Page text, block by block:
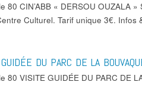
80 CIN’ABB « DERSOU OUZALA
Culturel. Tarif unique 3€. Infos
DU PARC DE LA
80 VISITE GUIDÉE DU PARC DE